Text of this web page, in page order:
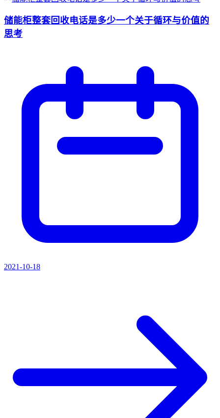
储能柜整套回收电话是多少一个关于循环与价值的
思考
2021-10-18